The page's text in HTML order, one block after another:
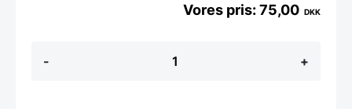
-
fra
+
75,00 DKK